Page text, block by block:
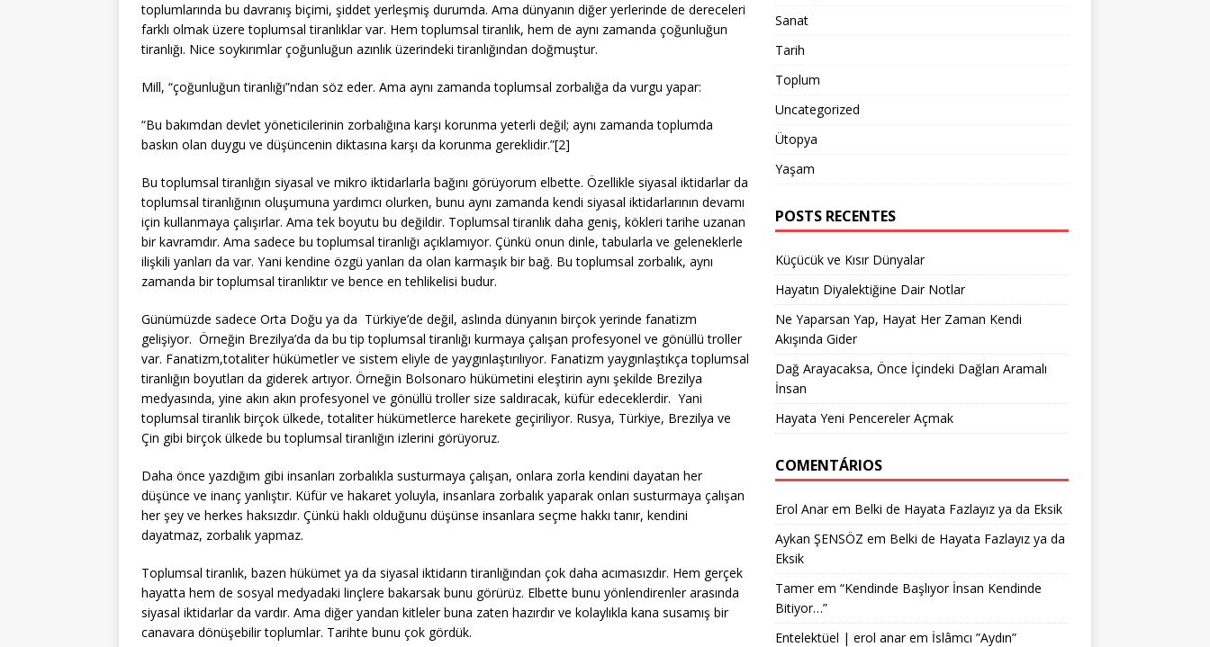
toplumlarında bu davranış biçimi, şiddet yerleşmiş durumda. Ama dünyanın diğer yerlerinde de dereceleri
farklı olmak üzere toplumsal tiranlıklar var. Hem toplumsal tiranlık, hem de aynı zamanda çoğunluğun
tiranlığı. Nice soykırımlar çoğunluğun azınlık üzerindeki tiranlığından doğmuştur.
Mill, “çoğunluğun tiranlığı”ndan söz eder. Ama aynı zamanda toplumsal zorbalığa da vurgu yapar:
“Bu bakımdan devlet yöneticilerinin zorbalığına karşı korunma yeterli değil; aynı zamanda toplumda
baskın olan duygu ve düşüncenin diktasına karşı da korunma gereklidir.”[2]
Bu toplumsal tiranlığın siyasal ve mikro iktidarlarla bağını görüyorum elbette. Özellikle siyasal iktidarlar da
toplumsal tiranlığının oluşumuna yardımcı olurken, bunu aynı zamanda kendi siyasal iktidarlarının devamı
için kullanmaya çalışırlar. Ama tek boyutu bu değildir. Toplumsal tiranlık daha geniş, kökleri tarihe uzanan
bir kavramdır. Ama sadece bu toplumsal tiranlığı açıklamıyor. Çünkü onun dinle, tabularla ve geleneklerle
ilişkili yanları da var. Yani kendine özgü yanları da olan karmaşık bir bağ. Bu toplumsal zorbalık, aynı
zamanda bir toplumsal tiranlıktır ve bence en tehlikelisi budur.
Günümüzde sadece Orta Doğu ya da Türkiye’de değil, aslında dünyanın birçok yerinde fanatizm
gelişiyor. Örneğin Brezilya’da da bu tip toplumsal tiranlığı kurmaya çalışan profesyonel ve gönüllü troller
var. Fanatizm,totaliter hükümetler ve sistem eliyle de yaygınlaştırılıyor. Fanatizm yaygınlaştıkça toplumsal
tiranlığın boyutları da giderek artıyor. Örneğin Bolsonaro hükümetini eleştirin aynı şekilde Brezilya
medyasında, yine akın akın profesyonel ve gönüllü troller size saldıracak, küfür edeceklerdir. Yani
toplumsal tiranlık birçok ülkede, totaliter hükümetlerce harekete geçiriliyor. Rusya, Türkiye, Brezilya ve
Çin gibi birçok ülkede bu toplumsal tiranlığın izlerini görüyoruz.
Daha önce yazdığım gibi insanları zorbalıkla susturmaya çalışan, onlara zorla kendini dayatan her
düşünce ve inanç yanlıştır. Küfür ve hakaret yoluyla, insanlara zorbalık yaparak onları susturmaya çalışan
her şey ve herkes haksızdır. Çünkü haklı olduğunu düşünse insanlara seçme hakkı tanır, kendini
dayatmaz, zorbalık yapmaz.
Toplumsal tiranlık, bazen hükümet ya da siyasal iktidarın tiranlığından çok daha acımasızdır. Hem gerçek
hayatta hem de sosyal medyadaki linçlere bakarsak bunu görürüz. Elbette bunu yönlendirenler arasında
siyasal iktidarlar da vardır. Ama diğer yandan kitleler buna zaten hazırdır ve kolaylıkla kana susamış bir
canavara dönüşebilir toplumlar. Tarihte bunu çok gördük.
Sanat
Tarih
Toplum
Uncategorized
Ütopya
Yaşam
POSTS RECENTES
Küçücük ve Kısır Dünyalar
Hayatın Diyalektiğine Dair Notlar
Ne Yaparsan Yap, Hayat Her Zaman Kendi
Akışında Gider
Dağ Arayacaksa, Önce İçindeki Dağları Aramalı
İnsan
Hayata Yeni Pencereler Açmak
COMENTÁRIOS
Erol Anarem Belki de Hayata Fazlayız ya da Eksik
Aykan ŞENSÖZ em Belki de Hayata Fazlayız ya da
Eksik
Tamerem “Kendinde Başlıyor İnsan Kendinde
Bitiyor…”
Entelektüel | erol anarem İslâmcı ”Aydın”